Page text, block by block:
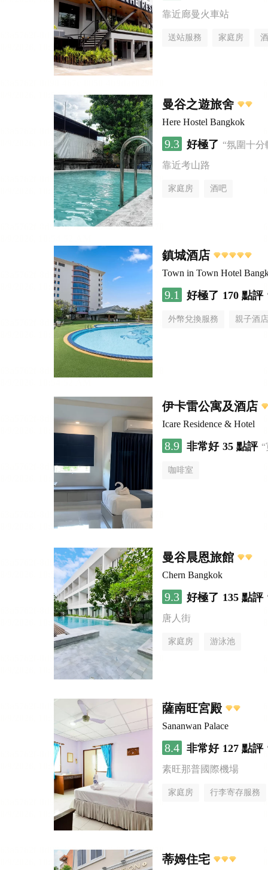
靠近廊曼火車站
送站服務 家庭房
曼谷之遊旅舍
Here Hostel Bangkok
9.3 好極了 “氛圍十
靠近考山路
家庭房 酒吧
鎮城酒店
Town in Town Hotel
9.1 好極了 170 點評
外幣兌換服務 親子酒店
伊卡雷公寓及酒店
Icare Residence & Hotel
8.9 非常好 35 點評
咖啡室
曼谷晨恩旅館
Chern Bangkok
9.3 好極了 135 點評
唐人街
家庭房 游泳池
薩南旺宮殿
Sananwan Palace
8.4 非常好 127 點評
素旺那普國際機場
家庭房 行李寄存服務
蒂姆住宅